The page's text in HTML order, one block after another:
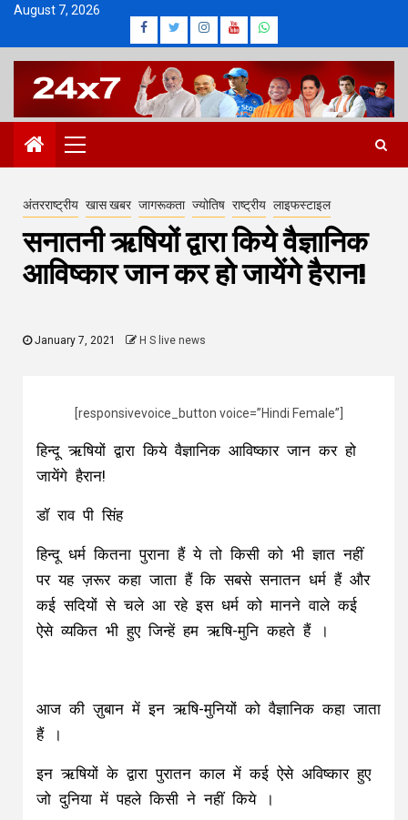
Skip
content
August 7, 2026
Facebook
Twitter
Instagram
Youtube
Whatsapp
Primary
Menu
अंतरराष्ट्रीय खास खबर जागरूकता ज्योतिष राष्ट्रीय लाइफस्टाइल
सनातनी ऋषियों द्वारा किये वैज्ञानिक
आविष्कार जान कर हो जायेंगे हैरान!
January 7, 2021 H S live news
[responsivevoice_button voice=”Hindi Female”]
हिन्दू ऋषियों द्वारा किये वैज्ञानिक आविष्कार जान कर हो
जायेंगे हैरान!
डॉ राव पी सिंह
हिन्दू धर्म कितना पुराना हैं ये तो किसी को भी ज्ञात नहीं
पर यह ज़रूर कहा जाता हैं कि सबसे सनातन धर्म हैं और
कई सदियों से चले आ रहे इस धर्म को मानने वाले कई
ऐसे व्यकित भी हुए जिन्हें हम ऋषि-मुनि कहते हैं ।
आज की ज़ुबान में इन ऋषि-मुनियों को वैज्ञानिक कहा जाता
हैं ।
इन ऋषियों के द्वारा पुरातन काल में कई ऐसे अविष्कार हुए
जो दुनिया में पहले किसी ने नहीं किये ।